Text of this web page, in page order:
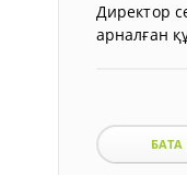
Директор
арналған
БАТА